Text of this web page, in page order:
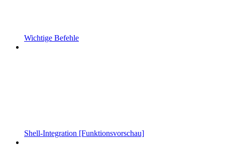
Wichtige Befehle
Shell-Integration [Funktionsvorschau]